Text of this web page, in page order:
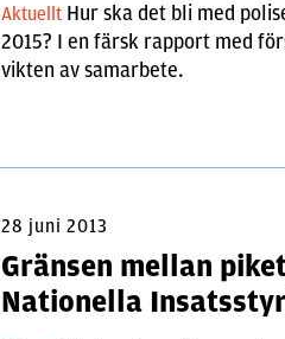
Aktuellt Hur ska det bli med
2015? I en färsk rapport med
vikten av samarbete.
28 juni 2013
Gränsen mellan
Nationella